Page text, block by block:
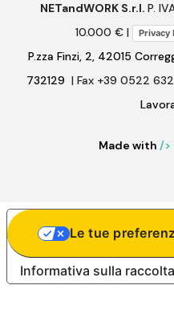
NETandWORK S.r.l. P.
10.000 € |
Privacy
P.zza Finzi, 2, 42015
732129 | Fax +39 0522
Made with />
Informativa sulla raccolta
Le tue